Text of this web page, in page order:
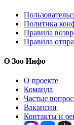
Политика
Правила
Правила
О Зоо Инфо
О проекте
Команда
Частые
Вакансии
Контакты и